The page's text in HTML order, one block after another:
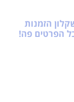
הזמנות
כל הפרטים פה!